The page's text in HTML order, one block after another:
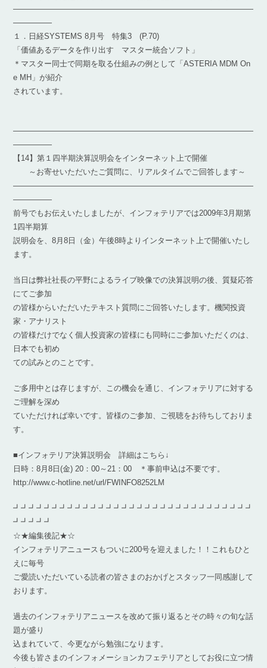
―――――――――――――――――――――――――――――――
―――――
１．日経SYSTEMS 8月号 特集3 (P.70)
「価値あるデータを作り出す マスター統合ソフト」
＊マスター同士で同期を取る仕組みの例として「ASTERIA MDM On
e MH」が紹介
されています。
―――――――――――――――――――――――――――――――
―――――
【14】第１四半期決算説明会をインターネット上で開催
～お寄せいただいたご質問に、リアルタイムでご回答します～
―――――――――――――――――――――――――――――――
―――――
前号でもお伝えいたしましたが、インフォテリアでは2009年3月期第
1四半期算
説明会を、8月8日（金）午後8時よりインターネット上で開催いたし
ます。
当日は弊社社長の平野によるライブ映像での決算説明の後、質疑応答
にてご参加
の皆様からいただいたテキスト質問にご回答いたします。機関投資
家・アナリスト
の皆様だけでなく個人投資家の皆様にも同時にご参加いただくのは、
日本でも初め
ての試みとのことです。
ご多用中とは存じますが、この機会を通じ、インフォテリアに対する
ご理解を深め
ていただければ幸いです。皆様のご参加、ご視聴をお待ちしておりま
す。
■インフォテリア決算説明会 詳細はこちら↓
日時：8月8日(金) 20：00～21：00 ＊事前申込は不要です。
http://www.c-hotline.net/url/FWINFO8252LM
┛┛┛┛┛┛┛┛┛┛┛┛┛┛┛┛┛┛┛┛┛┛┛┛┛┛┛┛┛┛┛
┛┛┛┛┛
☆★編集後記★☆
インフォテリアニュースもついに200号を迎えました！！これもひと
えに毎号
ご愛読いただいている読者の皆さまのおかげとスタッフ一同感謝して
おります。
過去のインフォテリアニュースを改めて振り返るとその時々の旬な話
題が盛り
込まれていて、今更ながら勉強になります。
今後も皆さまのインフォメーションカフェテリアとしてお役に立つ情